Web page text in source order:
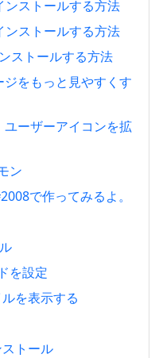
ストールする方法
ストールする方法
ストールする方法
をもっと見やすくす
ーザーアイコンを拡
ン
で作ってみるよ。
を設定
を表示する
トール